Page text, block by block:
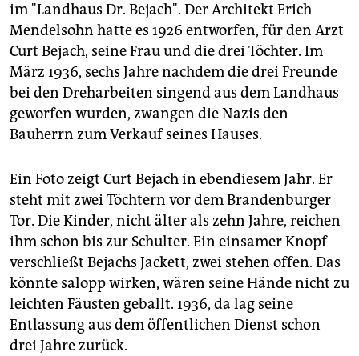
im "Landhaus Dr. Bejach". Der Architekt Erich
Mendelsohn hatte es 1926 entworfen, für den Arzt
Curt Bejach, seine Frau und die drei Töchter. Im
März 1936, sechs Jahre nachdem die drei Freunde
bei den Dreharbeiten singend aus dem Landhaus
geworfen wurden, zwangen die Nazis den
Bauherrn zum Verkauf seines Hauses.
Ein Foto zeigt Curt Bejach in ebendiesem Jahr. Er
steht mit zwei Töchtern vor dem Brandenburger
Tor. Die Kinder, nicht älter als zehn Jahre, reichen
ihm schon bis zur Schulter. Ein einsamer Knopf
verschließt Bejachs Jackett, zwei stehen offen. Das
könnte salopp wirken, wären seine Hände nicht zu
leichten Fäusten geballt. 1936, da lag seine
Entlassung aus dem öffentlichen Dienst schon
drei Jahre zurück.